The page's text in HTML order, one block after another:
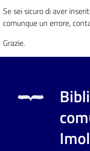
Cosa
puoi
fare
contenuti
Se sei sicuro di aver
comunque un errore,
Grazie.